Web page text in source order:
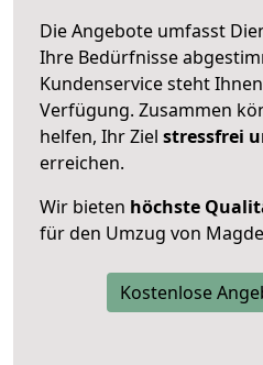
Die Angebote umfasst
Ihre Bedürfnisse
Kundenservice steht
Verfügung. Zusammen
helfen, Ihr Ziel stressfrei
erreichen.
Wir bieten höchste
für den Umzug von
Kostenlose